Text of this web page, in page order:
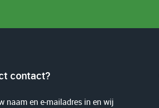
contact?
naam en e-mailadres in en wij